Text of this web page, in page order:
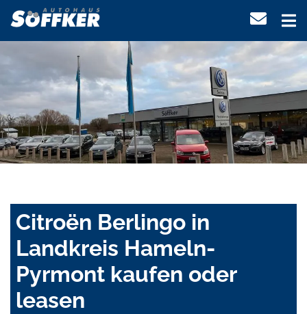
Citroën Berlingo in
Landkreis Hameln-
Pyrmont kaufen oder
leasen